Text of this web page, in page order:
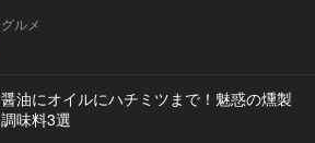
グルメ
醤油にオイルにハチミツまで！魅惑の燻製
調味料3選